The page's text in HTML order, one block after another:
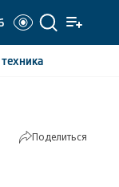
техника
Поделиться